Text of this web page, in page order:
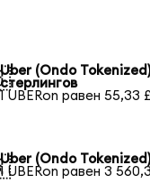
Uber (Ondo
стерлингов
1 UBERon равен 55,33 £
Uber (Ondo
1 UBERon равен 3